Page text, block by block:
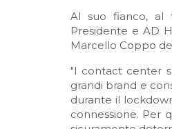
Al suo fianco, al
Presidente e AD
Marcello Coppo
"I contact center
grandi brand e
durante il
connessione. Per